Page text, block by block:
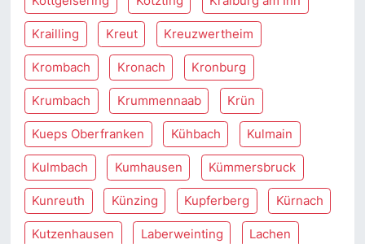
Krailling Kreut Kreuzwertheim
Krombach Kronach Kronburg
Krumbach Krummennaab Krün
Kueps Oberfranken Kühbach Kulmain
Kulmbach Kumhausen Kümmersbruck
Kunreuth Künzing Kupferberg Kürnach
Kutzenhausen Laberweinting Lachen